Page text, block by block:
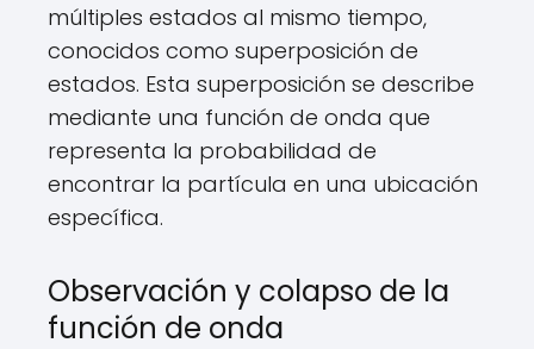
múltiples estados al mismo tiempo,
conocidos como superposición de
estados. Esta superposición se describe
mediante una función de onda que
representa la probabilidad de
encontrar la partícula en una ubicación
específica.
Observación y colapso de la
función de onda